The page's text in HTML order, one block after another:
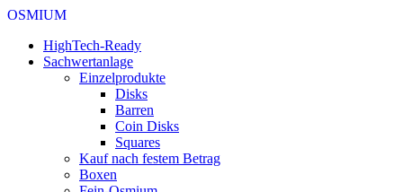
OSMIUM
HighTech-Ready
Sachwertanlage
Einzelprodukte
Disks
Barren
Coin Disks
Squares
Kauf nach festem Betrag
Boxen